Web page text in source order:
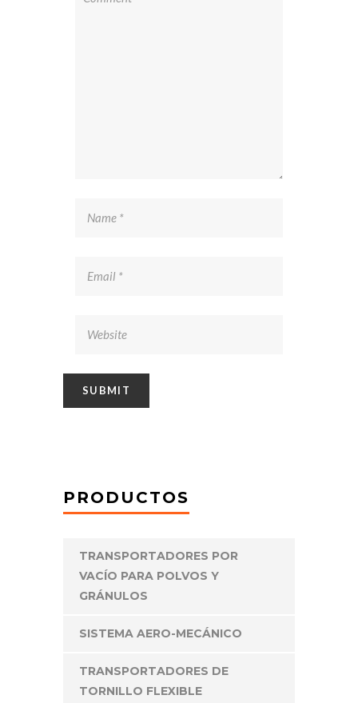
PRODUCTOS
TRANSPORTADORES POR
VACÍO PARA POLVOS Y
GRÁNULOS
SISTEMA AERO-MECÁNICO
TRANSPORTADORES DE
TORNILLO FLEXIBLE